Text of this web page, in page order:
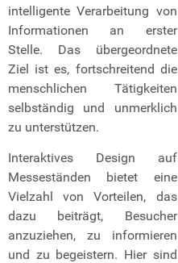
intelligente Verarbeitung von
Informationen an erster
Stelle. Das übergeordnete
Ziel ist es, fortschreitend die
menschlichen Tätigkeiten
selbständig und unmerklich
zu unterstützen.
Interaktives Design auf
Messeständen bietet eine
Vielzahl von Vorteilen, das
dazu beiträgt, Besucher
anzuziehen, zu informieren
und zu begeistern. Hier sind